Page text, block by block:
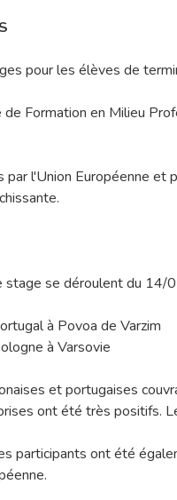
pour les élèves de
Formation en Milieu
par l'Union Européenne
stage se déroulent du
à Povoa de Varzim
à Varsovie
et portugaises
ont été très positifs.
participants ont été